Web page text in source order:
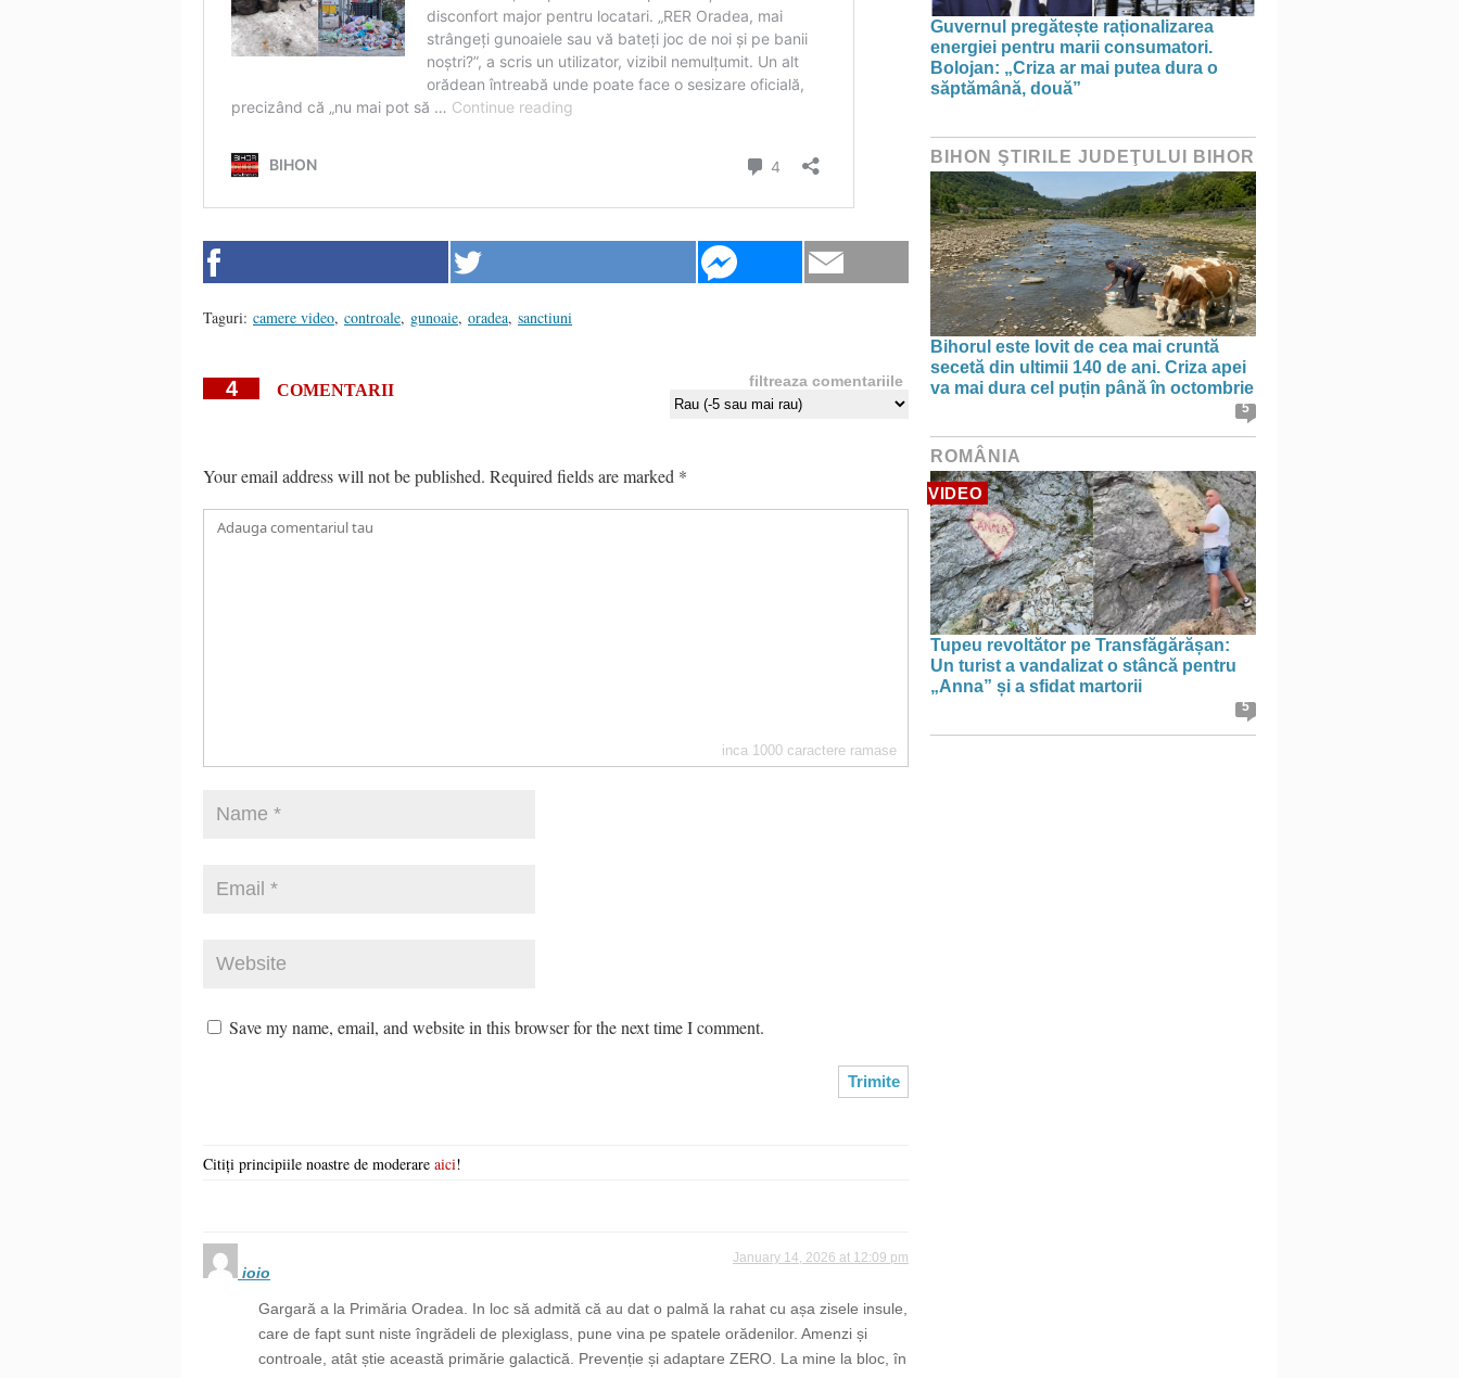
Taguri: camere video, controale, gunoaie, oradea, sanctiuni
4 COMENTARII filtreaza comentariile
Your email address will not be published. Required fields are marked *
inca 1000 caractere ramase
Save my name, email, and website in this browser for the next time I comment.
Citiți principiile noastre de moderare aici!
ioio
January 14, 2026 at 12:09 pm
Gargară a la Primăria Oradea. In loc să admită că au dat o palmă la rahat cu așa zisele insule,
care de fapt sunt niste îngrădeli de plexiglass, pune vina pe spatele orădenilor. Amenzi și
controale, atât știe această primărie galactică. Prevenție și adaptare ZERO. La mine la bloc, în
Guvernul pregătește raționalizarea
energiei pentru marii consumatori.
Bolojan: „Criza ar mai putea dura o
săptămână, două”
BIHON ŞTIRILE JUDEŢULUI BIHOR
Bihorul este lovit de cea mai cruntă
secetă din ultimii 140 de ani. Criza apei
va mai dura cel puțin până în octombrie
5
ROMÂNIA
VIDEO
Tupeu revoltător pe Transfăgărășan:
Un turist a vandalizat o stâncă pentru
„Anna” și a sfidat martorii
5